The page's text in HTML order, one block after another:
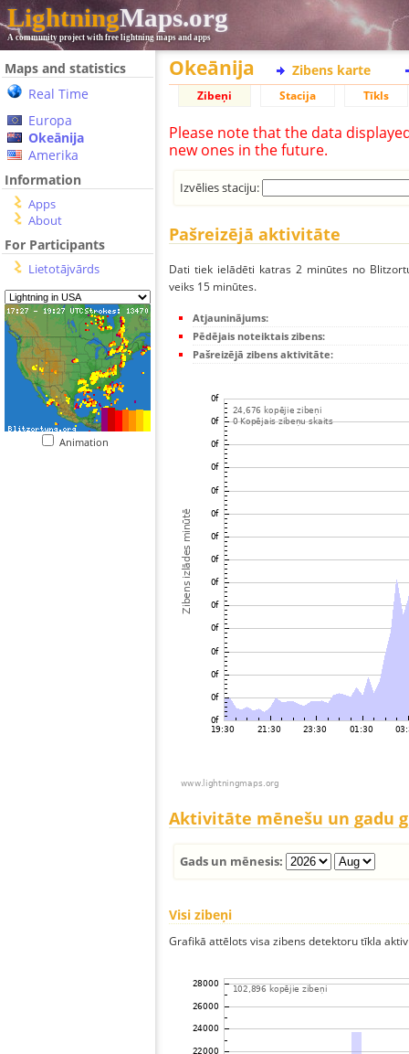
LightningMaps.org
A community project with free lightning maps and apps
Maps and statistics
Real Time
Europa
Okeānija
Amerika
Information
Apps
About
For Participants
Lietotājvārds
Animation
Okeānija Zibens karte
Zibeņi Stacija Tīkls
Please note that the data
new ones in the future.
Izvēlies staciju:
Pašreizējā aktivitāte
Dati tiek ielādēti katras 2 minūtes no
veiks 15 minūtes.
Atjauninājums:
Pēdējais noteiktais zibens:
Pašreizējā zibens aktivitāte:
Aktivitāte mēnešu un gadu
Gads un mēnesis:
Visi zibeņi
Grafikā attēlots visa zibens detektoru tīkla